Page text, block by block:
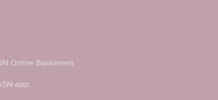
Online Bankieren
app